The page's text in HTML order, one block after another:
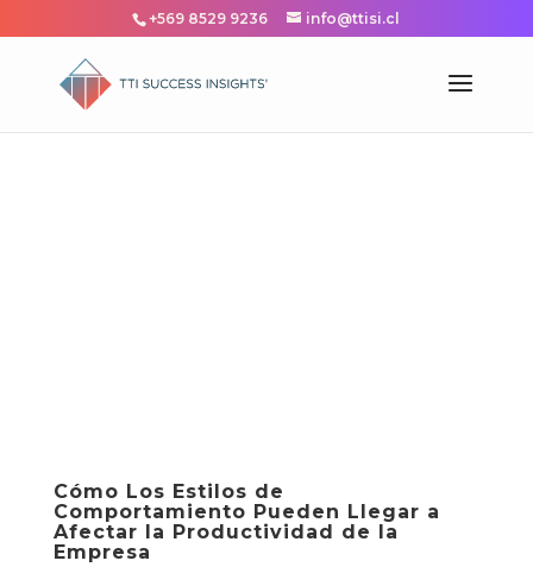
+569 8529 9236 info@ttisi.cl
Cómo Los Estilos de
Comportamiento Pueden Llegar a
Afectar la Productividad de la
Empresa